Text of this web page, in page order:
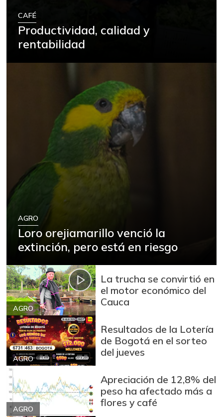
CAFÉ
Productividad, calidad y
rentabilidad
AGRO
Loro orejiamarillo venció la
extinción, pero está en riesgo
AGRO
La trucha se convirtió en
el motor económico del
Cauca
AGRO
Resultados de la Lotería
de Bogotá en el sorteo
del jueves
AGRO
Apreciación de 12,8% del
peso ha afectado más a
flores y café